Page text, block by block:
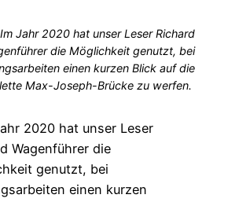
Im Jahr 2020 hat unser Leser Richard
die Möglichkeit genutzt, bei
einen kurzen Blick auf die
Max-Joseph-Brücke zu werfen.